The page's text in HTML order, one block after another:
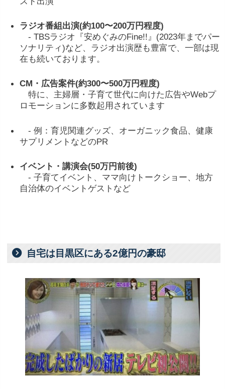
ラジオ番組出演(約100〜200万円程度)
- TBSラジオ『安めぐみのFine!!』(2023年までパー
ソナリティ)など、ラジオ出演歴も豊富で、一部は現
在も続いております。
CM・広告案件(約300〜500万円程度)
特に、主婦層・子育て世代に向けた広告やWebプ
ロモーションに多数起用されています
- 例：育児関連グッズ、オーガニック食品、健康
サプリメントなどのPR
イベント・講演会(50万円前後)
- 子育てイベント、ママ向けトークショー、地方
自治体のイベントゲストなど
自宅は目黒区にある2億円の豪邸